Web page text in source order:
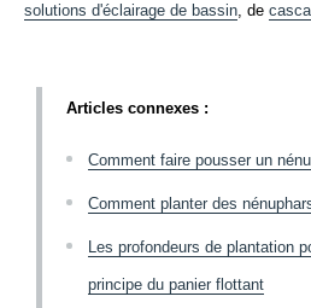
solutions d'éclairage de bassin, de
Articles connexes :
Comment faire pousser un
Comment planter des
Les profondeurs de plantation
principe du panier flottant